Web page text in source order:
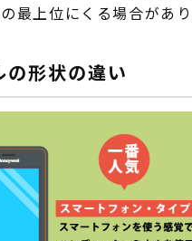
最上位にくる場合があり
形状の違い